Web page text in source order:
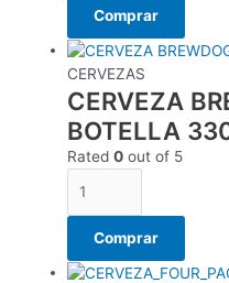
Comprar
CERVEZAS
CERVEZA
BOTELLA
Rated0 out of 5
Comprar